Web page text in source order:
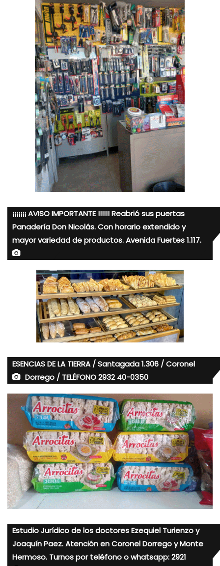
¡¡¡¡¡¡¡ AVISO IMPORTANTE !!!!!! Reabrió sus puertas
Panadería Don Nicolás. Con horario extendido y
mayor variedad de productos. Avenida Fuertes 1.117.
ESENCIAS DE LA TIERRA / Santagada 1.306 / Coronel
Dorrego / TELÉFONO 2932 40-0350
Estudio Jurídico de los doctores Ezequiel Turienzo y
Joaquín Paez. Atención en Coronel Dorrego y Monte
Hermoso. Turnos por teléfono o whatsapp: 2921